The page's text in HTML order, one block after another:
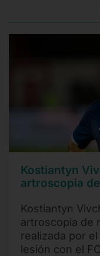
Kostiantyn
artroscopia
Kostiantyn
artroscopia de
realizada por
lesión con el